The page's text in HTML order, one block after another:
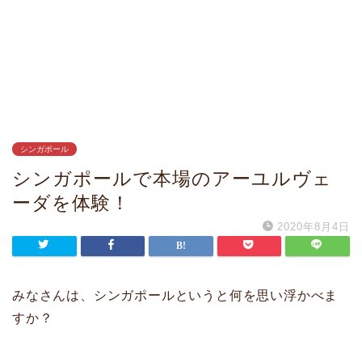
シンガポール
シンガポールで本場のアーユルヴェ
ーダを体験！
2020年8月4日
みなさんは、シンガポールというと何を思い浮かべま
すか？